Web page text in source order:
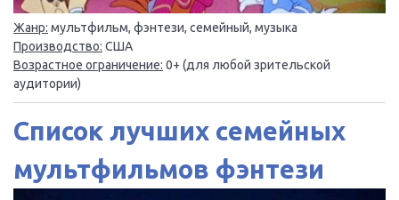
Жанр: мультфильм, фэнтези, семейный, музыка
Производство: США
Возрастное ограничение: 0+ (для любой зрительской
аудитории)
Список лучших семейных
мультфильмов фэнтези